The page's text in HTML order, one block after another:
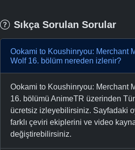
Sıkça Sorulan Sorular
Ookami to Koushinryou: Merchant
Wolf 16. bölüm nereden izlenir?
Ookami to Koushinryou: Merchant
16. bölümü AnimeTR üzerinden
ücretsiz izleyebilirsiniz. Sayfadaki
farklı çeviri ekiplerini ve video
değiştirebilirsiniz.